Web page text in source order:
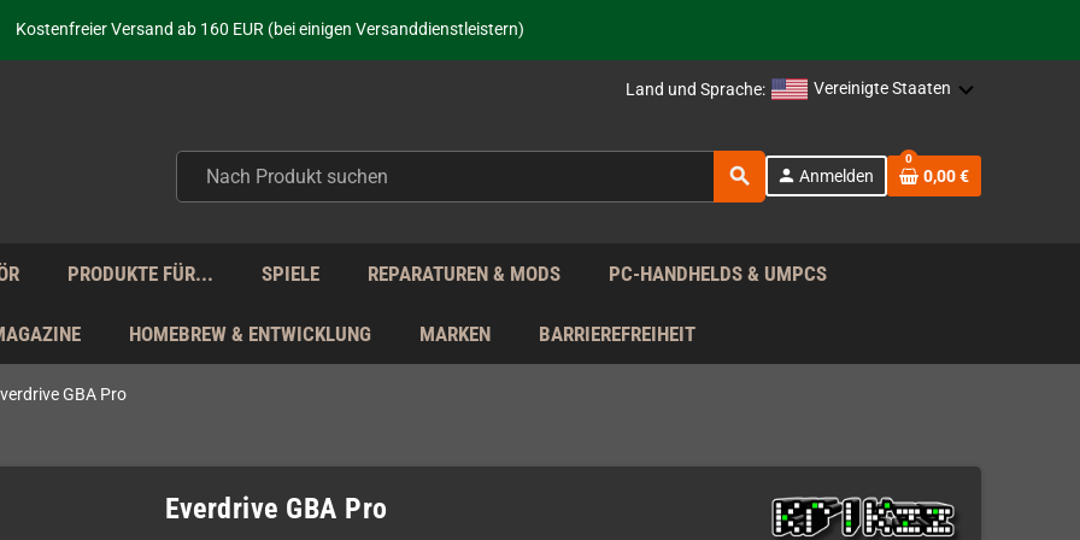
Kostenfreier Versand ab 160 EUR (bei einigen Versanddienstleistern)
Seit über 20 Jahren Deine Anlaufstelle für neue Retro-Hardware!
Täglicher Versand Mo - Fr aus Deutschland - zollfrei innerhalb der EU!
Land und Sprache: Vereinigte Staaten
search person Anmelden
0
0,00 €
PRODUKTE FÜR... SPIELE REPARATUREN & MODS PC-HANDHELDS & UMPCS
HOMEBREW & ENTWICKLUNG MARKEN BARRIEREFREIHEIT
GBA Pro
Everdrive GBA Pro